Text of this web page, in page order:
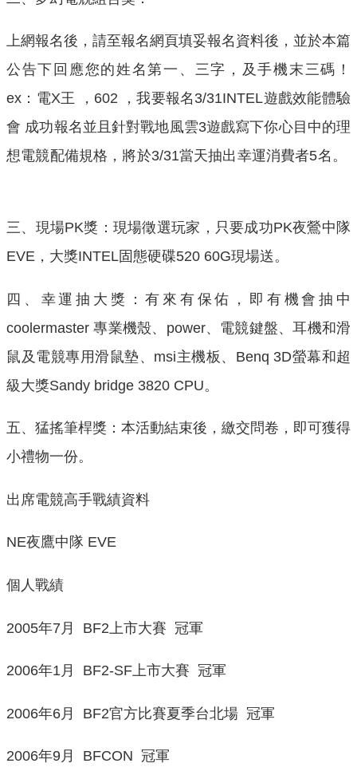
上網報名後，請至報名網頁填妥報名資料後，並於本篇
公告下回應您的姓名第一、三字，及手機末三碼！
ex：電X王 ，602 ，我要報名3/31INTEL遊戲效能體驗
會 成功報名並且針對戰地風雲3遊戲寫下你心目中的理
想電競配備規格，將於3/31當天抽出幸運消費者5名。
三、現場PK獎：現場徵選玩家，只要成功PK夜鶯中隊
EVE，大獎INTEL固態硬碟520 60G現場送。
四、幸運抽大獎：有來有保佑，即有機會抽中
coolermaster 專業機殼、power、電競鍵盤、耳機和滑
鼠及電競專用滑鼠墊、msi主機板、Benq 3D螢幕和超
級大獎Sandy bridge 3820 CPU。
五、猛搖筆桿獎：本活動結束後，繳交問卷，即可獲得
小禮物一份。
出席電競高手戰績資料
NE夜鷹中隊 EVE
個人戰績
2005年7月 BF2上市大賽 冠軍
2006年1月 BF2-SF上市大賽 冠軍
2006年6月 BF2官方比賽夏季台北場 冠軍
2006年9月 BFCON 冠軍